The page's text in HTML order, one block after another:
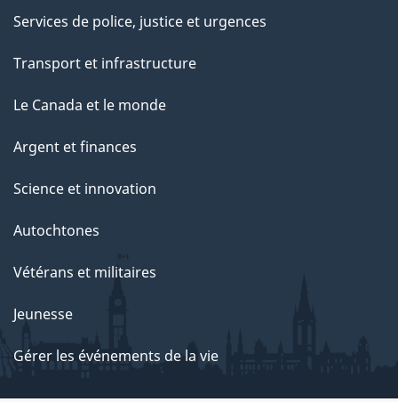
Services de police, justice et urgences
Transport et infrastructure
Le Canada et le monde
Argent et finances
Science et innovation
Autochtones
Vétérans et militaires
Jeunesse
Gérer les événements de la vie